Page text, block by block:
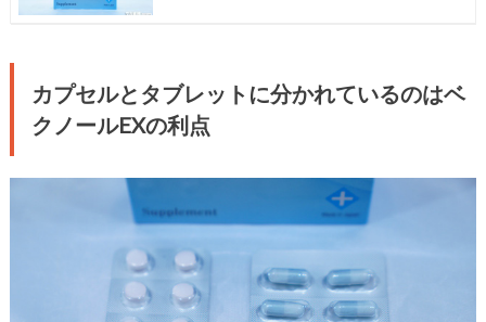
カプセルとタブレットに分かれているのはベ
クノールEXの利点